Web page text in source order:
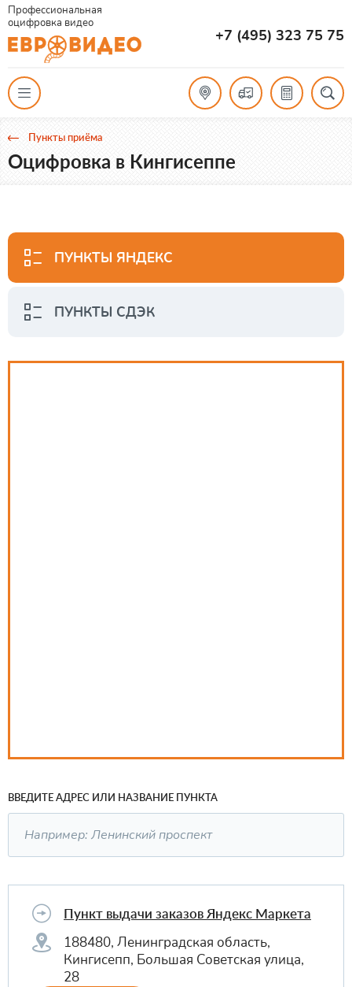
Профессиональная
оцифровка видео
+7 (495) 323 75 75
Пункты приёма
Оцифровка в Кингисеппе
ПУНКТЫ ЯНДЕКС
ПУНКТЫ СДЭК
ВВЕДИТЕ АДРЕС ИЛИ НАЗВАНИЕ ПУНКТА
Пункт выдачи заказов Яндекс Маркета
188480, Ленинградская область,
Кингисепп, Большая Советская улица,
28